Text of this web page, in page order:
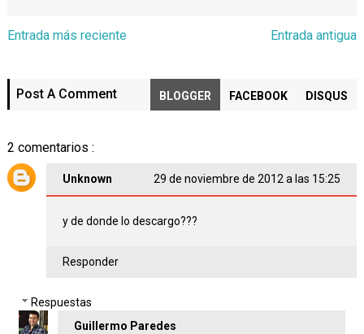
Entrada más reciente Entrada antigua
Post A Comment BLOGGER FACEBOOK DISQUS
2 comentarios :
Unknown 29 de noviembre de 2012 a las 15:25
y de donde lo descargo???
Responder
Respuestas
Guillermo Paredes